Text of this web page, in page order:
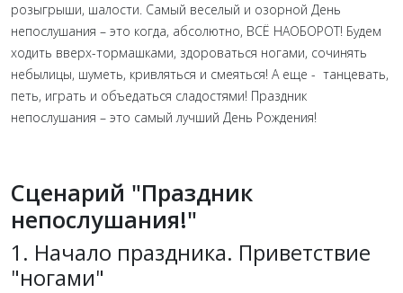
розыгрыши, шалости. Самый веселый и озорной День
непослушания – это когда, абсолютно, ВСЁ НАОБОРОТ! Будем
ходить вверх-тормашками, здороваться ногами, сочинять
небылицы, шуметь, кривляться и смеяться! А еще - танцевать,
петь, играть и объедаться сладостями! Праздник
непослушания – это самый лучший День Рождения!
Сценарий "Праздник
непослушания!"
1. Начало праздника. Приветствие
"ногами"